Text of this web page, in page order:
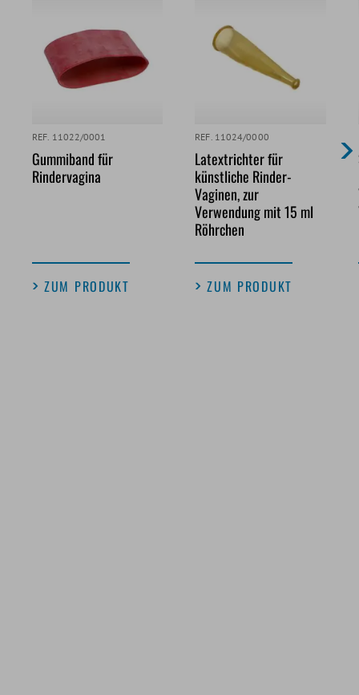
REF. 11022/0001
Gummiband für
Rindervagina
ZUM PRODUKT
REF. 11024/0000
Latextrichter für
künstliche Rinder-
Vaginen, zur
Verwendung mit 15 ml
Röhrchen
ZUM PRODUKT